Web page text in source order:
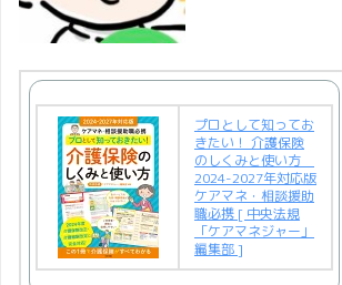
プロとして知ってお
きたい！ 介護保険
のしくみと使い方
2024-2027年対応版
ケアマネ・相談援助
職必携 [ 中央法規
「ケアマネジャー」
編集部 ]